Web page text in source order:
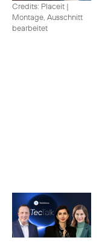
Credits: Placeit |
Montage, Ausschnitt
bearbeitet